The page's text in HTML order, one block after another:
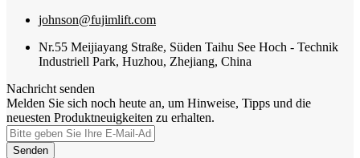
johnson@fujimlift.com
Nr.55 Meijiayang Straße, Süden Taihu See Hoch - Technik
Industriell Park, Huzhou, Zhejiang, China
Nachricht senden
Melden Sie sich noch heute an, um Hinweise, Tipps und die
neuesten Produktneuigkeiten zu erhalten.
Senden